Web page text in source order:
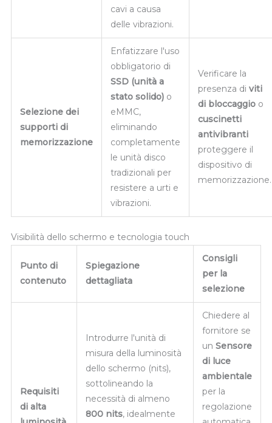
cavi a causa
delle vibrazioni.
Selezione dei
supporti di
memorizzazione
Enfatizzare l'uso
obbligatorio di
SSD (unità a
stato solido) o
eMMC,
eliminando
completamente
le unità disco
tradizionali per
resistere a urti e
vibrazioni.
Verificare la
presenza di viti
di bloccaggio o
cuscinetti
antivibranti
proteggere il
dispositivo di
memorizzazione.
Visibilità dello schermo e tecnologia touch
Punto di
contenuto
Spiegazione
dettagliata
Consigli
per la
selezione
Requisiti
di alta
Introdurre l'unità di
misura della luminosità
dello schermo (nits),
sottolineando la
necessità di almeno
800 nits, idealmente
Chiedere al
fornitore se
un Sensore
di luce
ambientale
per la
regolazione